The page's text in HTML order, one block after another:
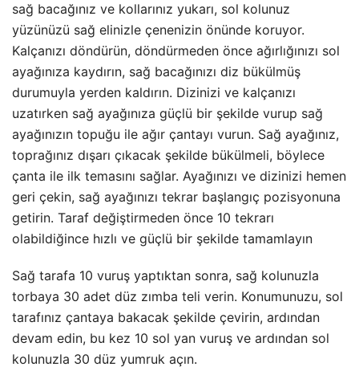
sağ bacağınız ve kollarınız yukarı, sol kolunuz
yüzünüzü sağ elinizle çenenizin önünde koruyor.
Kalçanızı döndürün, döndürmeden önce ağırlığınızı sol
ayağınıza kaydırın, sağ bacağınızı diz bükülmüş
durumuyla yerden kaldırın. Dizinizi ve kalçanızı
uzatırken sağ ayağınıza güçlü bir şekilde vurup sağ
ayağınızın topuğu ile ağır çantayı vurun. Sağ ayağınız,
toprağınız dışarı çıkacak şekilde bükülmeli, böylece
çanta ile ilk temasını sağlar. Ayağınızı ve dizinizi hemen
geri çekin, sağ ayağınızı tekrar başlangıç pozisyonuna
getirin. Taraf değiştirmeden önce 10 tekrarı
olabildiğince hızlı ve güçlü bir şekilde tamamlayın
Sağ tarafa 10 vuruş yaptıktan sonra, sağ kolunuzla
torbaya 30 adet düz zımba teli verin. Konumunuzu, sol
tarafınız çantaya bakacak şekilde çevirin, ardından
devam edin, bu kez 10 sol yan vuruş ve ardından sol
kolunuzla 30 düz yumruk açın.